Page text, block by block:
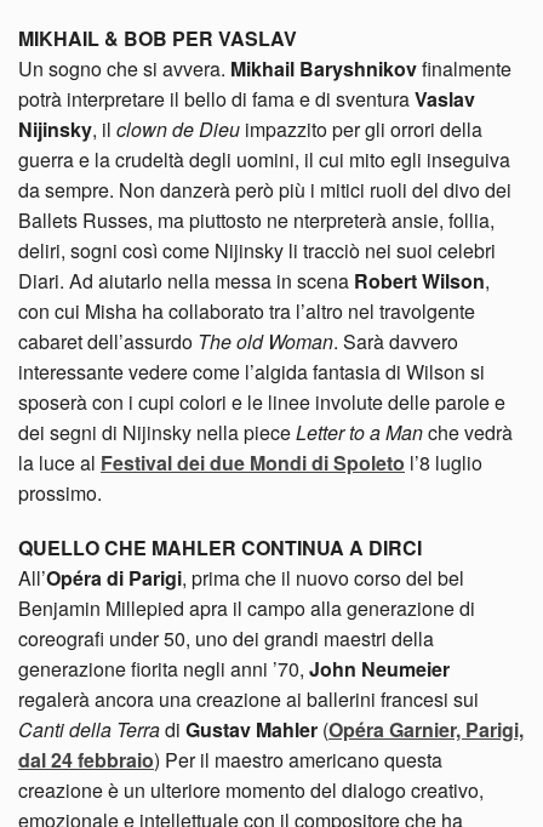
MIKHAIL & BOB PER VASLAV
Un sogno che si avvera. Mikhail Baryshnikovfinalmente
potrà interpretare il bello di fama e di sventuraVaslav
Nijinsky, il clown de Dieu impazzito per gli orrori della
guerra e la crudeltà degli uomini, il cui mito egli inseguiva
da sempre. Non danzerà però più i mitici ruoli del divo dei
Ballets Russes, ma piuttosto ne nterpreterà ansie, follia,
deliri, sogni così come Nijinsky li tracciò nei suoi celebri
Diari. Ad aiutarlo nella messa in scena Robert Wilson,
con cui Misha ha collaborato tra l’altro nel travolgente
cabaret dell’assurdo The old Woman. Sarà davvero
interessante vedere come l’algida fantasia di Wilson si
sposerà con i cupi colori e le linee involute delle parole e
dei segni di Nijinsky nella pieceLetter to a Manche vedrà
la luce al Festival dei due Mondi di Spoleto l’8 luglio
prossimo.
QUELLO CHE MAHLER CONTINUA A DIRCI
All’Opéra di Parigi, prima che il nuovo corso del bel
Benjamin Millepied apra il campo alla generazione di
coreografi under 50, uno dei grandi maestri della
generazione fiorita negli anni ’70, John Neumeier
regalerà ancora una creazione ai ballerini francesi sui
Canti della Terradi Gustav Mahler (Opéra Garnier, Parigi,
dal 24 febbraio) Per il maestro americano questa
creazione è un ulteriore momento del dialogo creativo,
emozionale e intellettuale con il compositore che ha